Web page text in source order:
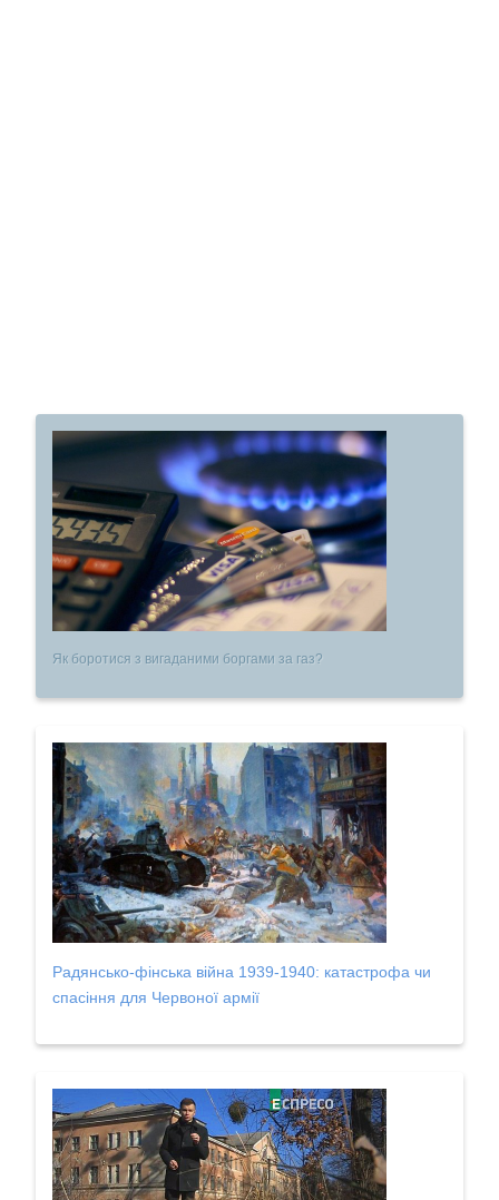
Як боротися з вигаданими боргами за газ?
Радянсько-фінська війна 1939-1940: катастрофа чи
спасіння для Червоної армії